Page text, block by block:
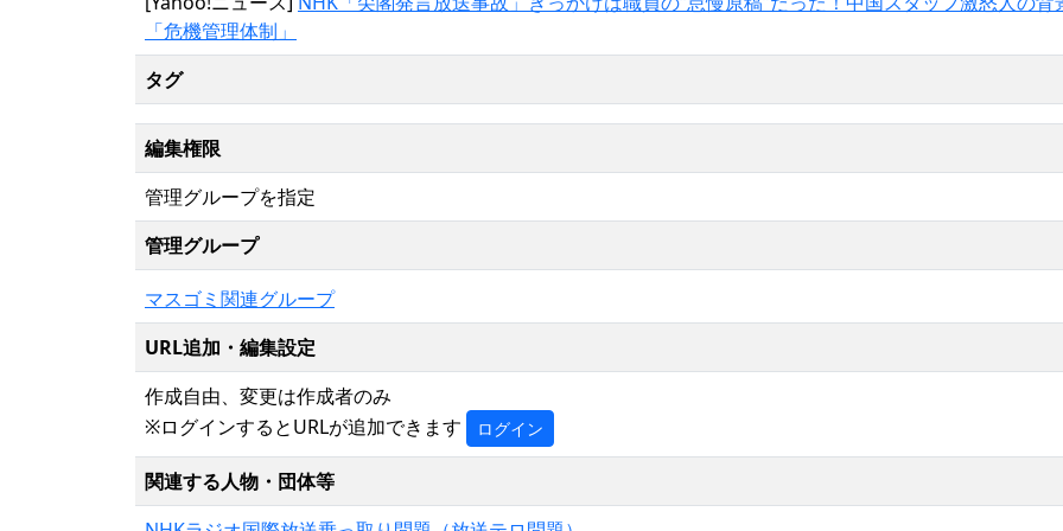
「危機管理体制」
タグ
編集権限
管理グループを指定
管理グループ
マスゴミ関連グループ
URL追加・編集設定
作成自由、変更は作成者のみ
※ログインするとURLが追加できます
ログイン
関連する人物・団体等